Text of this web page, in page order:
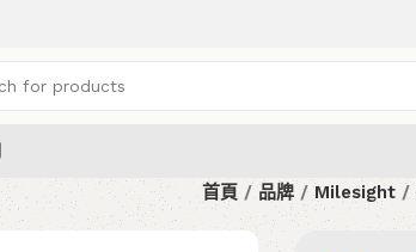
首頁 品牌 Milesight